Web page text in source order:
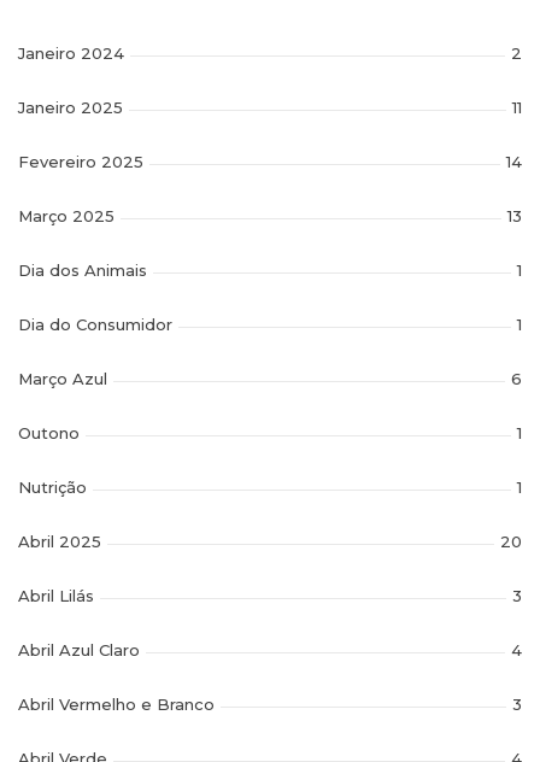
Janeiro 2024 2
Janeiro 2025 11
Fevereiro 2025 14
Março 2025 13
Dia dos Animais 1
Dia do Consumidor 1
Março Azul 6
Outono 1
Nutrição 1
Abril 2025 20
Abril Lilás 3
Abril Azul Claro 4
Abril Vermelho e Branco 3
Abril Verde 4